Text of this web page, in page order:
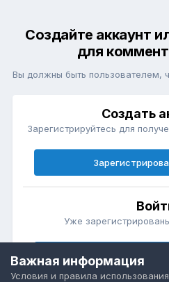
Создайте аккаунт
для
Вы должны быть пользователем,
Создать
Зарегистрируйтесь для
Уже
Важная информация
Условия и правила